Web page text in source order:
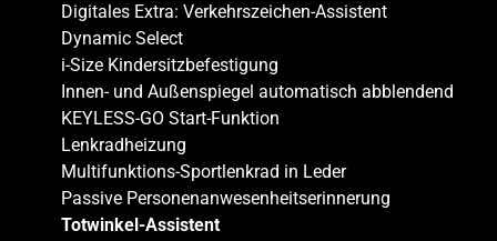
Digitales Extra: Verkehrszeichen-Assistent
Dynamic Select
i-Size Kindersitzbefestigung
Innen- und Außenspiegel automatisch abblendend
KEYLESS-GO Start-Funktion
Lenkradheizung
Multifunktions-Sportlenkrad in Leder
Passive Personenanwesenheitserinnerung
Totwinkel-Assistent